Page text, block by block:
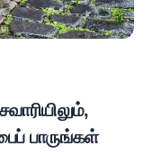
பாருங்கள்